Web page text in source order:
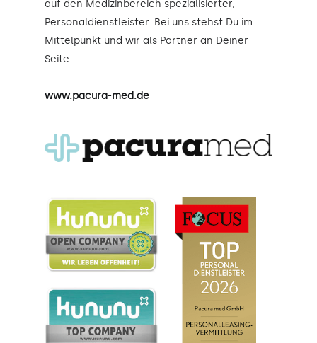
auf den Medizinbereich spezialisierter,
Personaldienstleister. Bei uns stehst Du im
Mittelpunkt und wir als Partner an Deiner
Seite.
www.pacura-med.de